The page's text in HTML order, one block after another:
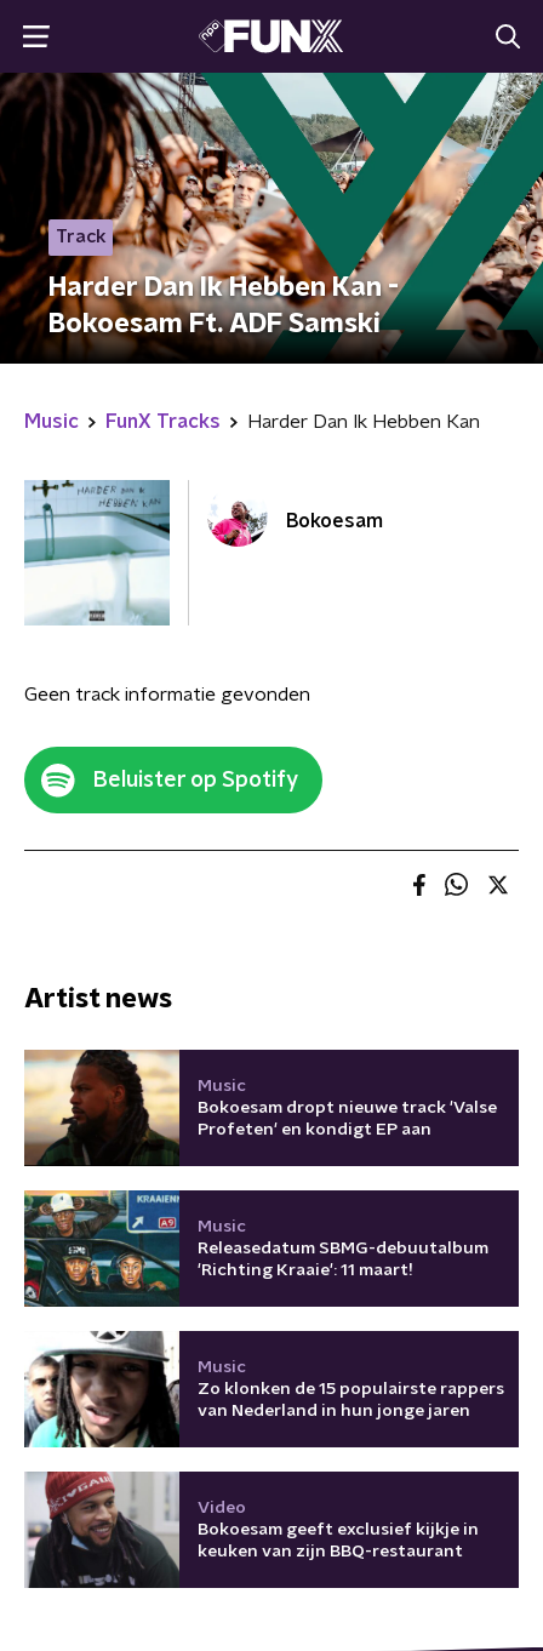
Track
Harder Dan Ik Hebben Kan -
Bokoesam Ft. ADF Samski
Music FunX Tracks Harder Dan Ik Hebben Kan
Bokoesam
Geen track informatie gevonden
Beluister op Spotify
Artist news
Music
Bokoesam dropt nieuwe track 'Valse
Profeten' en kondigt EP aan
Music
Releasedatum SBMG-debuutalbum
'Richting Kraaie': 11 maart!
Music
Zo klonken de 15 populairste rappers
van Nederland in hun jonge jaren
Video
Bokoesam geeft exclusief kijkje in
keuken van zijn BBQ-restaurant